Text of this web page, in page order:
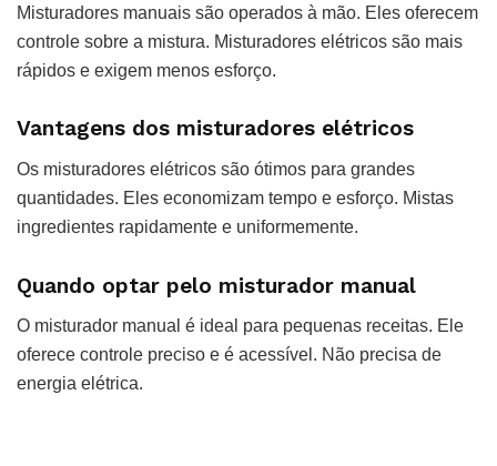
Misturadores manuais são operados à mão. Eles oferecem
controle sobre a mistura. Misturadores elétricos são mais
rápidos e exigem menos esforço.
Vantagens dos misturadores elétricos
Os misturadores elétricos são ótimos para grandes
quantidades. Eles economizam tempo e esforço. Mistas
ingredientes rapidamente e uniformemente.
Quando optar pelo misturador manual
O misturador manual é ideal para pequenas receitas. Ele
oferece controle preciso e é acessível. Não precisa de
energia elétrica.